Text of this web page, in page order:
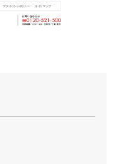
プライバシーポリシー サイトマップ